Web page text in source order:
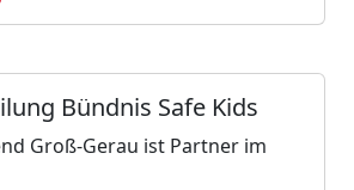
Bündnis Safe Kids
Groß-Gerau ist Partner im